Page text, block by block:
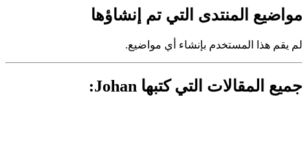
مواضيع المنتدى التي تم إنشاؤها
لم يقم هذا المستخدم بإنشاء أي مواضيع.
جميع المقالات التي كتبها Johan: